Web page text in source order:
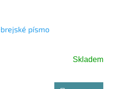
písmo
Skladem